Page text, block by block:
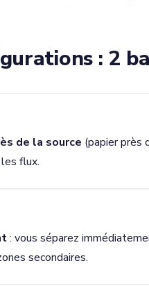
: 2
de la source (papier près
flux.
: vous séparez
secondaires.